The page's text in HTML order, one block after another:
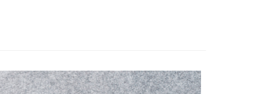
【注意事項】
1.本服務係由「台灣大哥大股份有限公司」（以下簡稱本公司）所提供，讓
每筆NT$60，滿NT$1,000(含以上)免運費